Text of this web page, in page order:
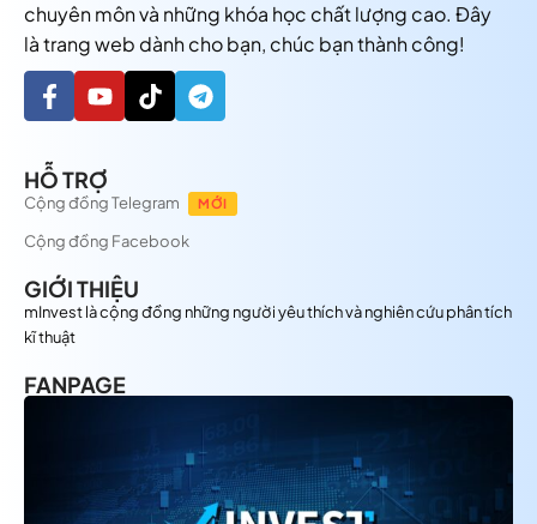
chuyên môn và những khóa học chất lượng cao. Đây
là trang web dành cho bạn, chúc bạn thành công!
HỖ TRỢ
Cộng đồng Telegram MỚI
Cộng đồng Facebook
GIỚI THIỆU
mInvest là cộng đồng những người yêu thích và nghiên cứu phân tích
kĩ thuật
FANPAGE